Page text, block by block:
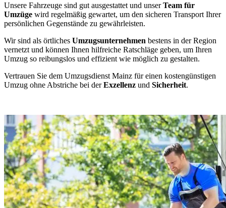
Unsere Fahrzeuge sind gut ausgestattet und unserTeam für
Umzüge wird regelmäßig gewartet, um den sicheren Transport Ihrer
persönlichen Gegenstände zu gewährleisten.
Wir sind als örtliches Umzugsunternehmen bestens in der Region
vernetzt und können Ihnen hilfreiche Ratschläge geben, um Ihren
Umzug so reibungslos und effizient wie möglich zu gestalten.
Vertrauen Sie dem Umzugsdienst Mainz für einen kostengünstigen
Umzug ohne Abstriche bei derExzellenz und Sicherheit.